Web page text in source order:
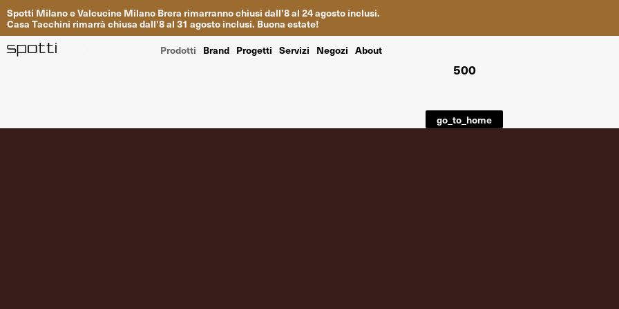
Spotti MilanoeValcucine Milano Brera rimarrannochiusi dall'8al 24agosto inclusi.
Casa Tacchini rimarrà chiusa dall'8al 31 agosto inclusi. Buona estate!
Prodotti Brand Progetti Servizi Negozi About
500
go_to_home